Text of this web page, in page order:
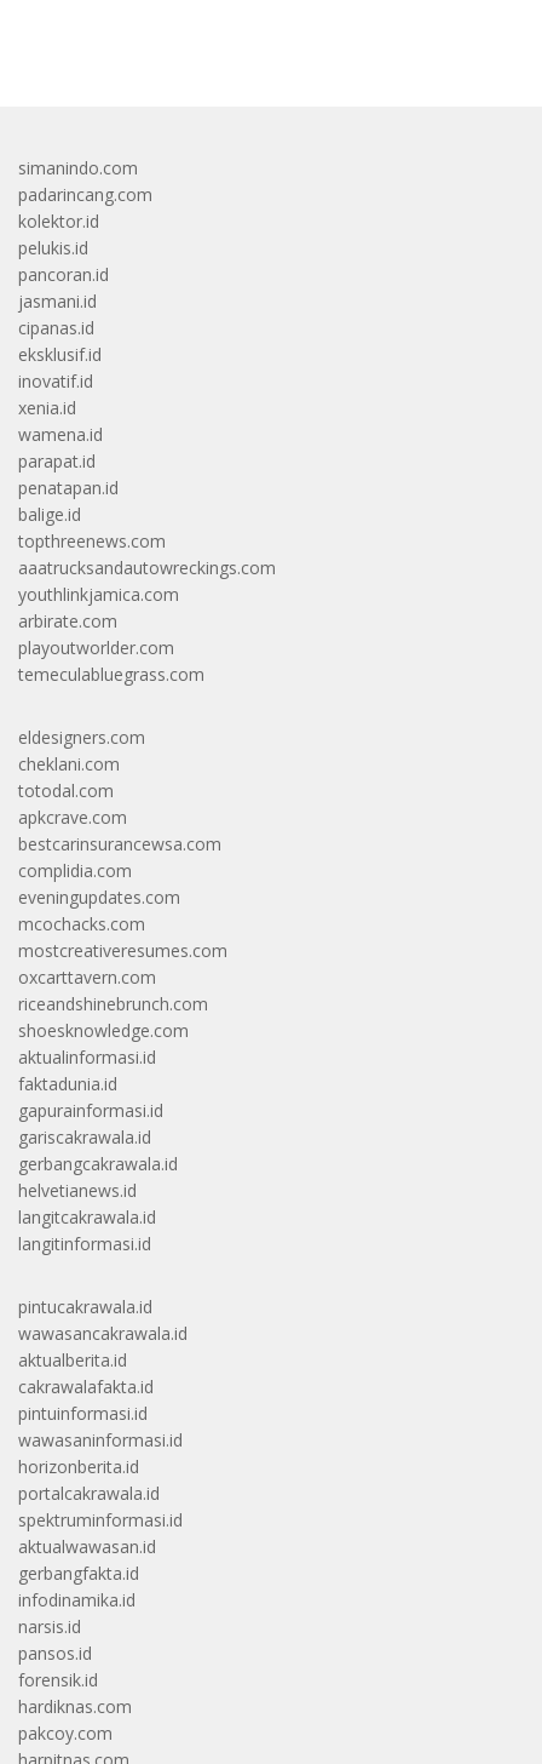
simanindo.com
padarincang.com
kolektor.id
pelukis.id
pancoran.id
jasmani.id
cipanas.id
eksklusif.id
inovatif.id
xenia.id
wamena.id
parapat.id
penatapan.id
balige.id
topthreenews.com
aaatrucksandautowreckings.com
youthlinkjamica.com
arbirate.com
playoutworlder.com
temeculabluegrass.com
eldesigners.com
cheklani.com
totodal.com
apkcrave.com
bestcarinsurancewsa.com
complidia.com
eveningupdates.com
mcochacks.com
mostcreativeresumes.com
oxcarttavern.com
riceandshinebrunch.com
shoesknowledge.com
aktualinformasi.id
faktadunia.id
gapurainformasi.id
gariscakrawala.id
gerbangcakrawala.id
helvetianews.id
langitcakrawala.id
langitinformasi.id
pintucakrawala.id
wawasancakrawala.id
aktualberita.id
cakrawalafakta.id
pintuinformasi.id
wawasaninformasi.id
horizonberita.id
portalcakrawala.id
spektruminformasi.id
aktualwawasan.id
gerbangfakta.id
infodinamika.id
narsis.id
pansos.id
forensik.id
hardiknas.com
pakcoy.com